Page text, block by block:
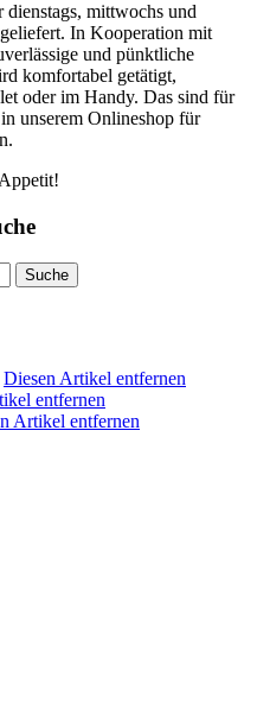
mittwochs und
In Kooperation mit
und pünktliche
komfortabel getätigt,
oder im Handy. Das sind für
unserem Onlineshop für
Suche
Diesen Artikel entfernen
entfernen
Artikel entfernen